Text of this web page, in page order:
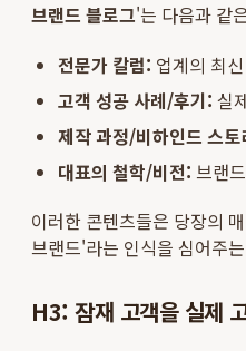
브랜드 블로그'는 다음과 같
전문가 칼럼: 업계의 최
고객 성공 사례/후기: 실
제작 과정/비하인드 스토
대표의 철학/비전: 브랜
이러한 콘텐츠들은 당장의
브랜드'라는 인식을 심어주
H3: 잠재 고객을 실제